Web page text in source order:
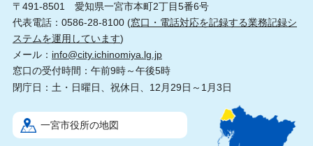
〒491-8501 愛知県一宮市本町2丁目5番6号
代表電話：0586-28-8100 (窓口・電話対応を記録する業務記録シ
ステムを運用しています)
メール： info@city.ichinomiya.lg.jp
窓口の受付時間：午前9時～午後5時
閉庁日：土・日曜日、祝休日、12月29日～1月3日
一宮市役所の地図